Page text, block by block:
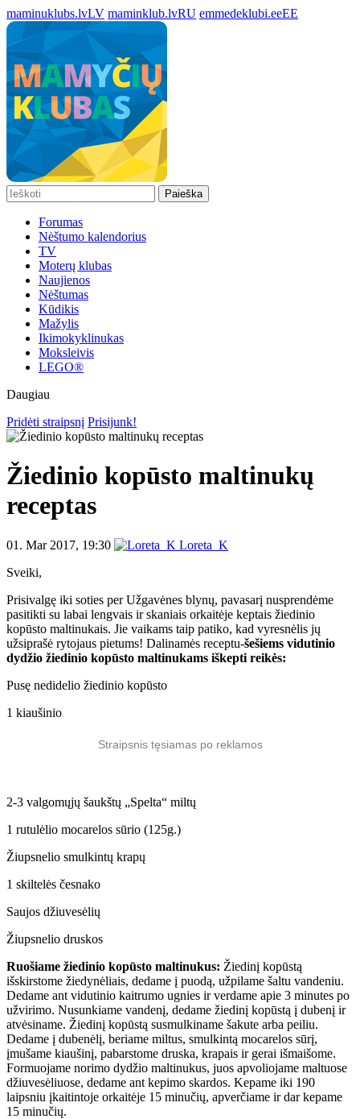
maminuklubs.lvLV maminklub.lvRU emmedeklubi.eeEE
Paieška
Forumas
Nėštumo kalendorius
TV
Moterų klubas
Naujienos
Nėštumas
Kūdikis
Mažylis
Ikimokyklinukas
Moksleivis
LEGO®
Daugiau
Pridėti straipsnį Prisijunk!
Žiedinio kopūsto maltinukų
receptas
01. Mar 2017, 19:30
Loreta_K
Sveiki,
Prisivalgę iki soties per Užgavėnes blynų, pavasarį nusprendėme
pasitikti su labai lengvais ir skaniais orkaitėje keptais žiedinio
kopūsto maltinukais. Jie vaikams taip patiko, kad vyresnėlis jų
užsiprašė rytojaus pietums! Dalinamės receptu-šešiems vidutinio
dydžio žiedinio kopūsto maltinukams iškepti reikės:
Pusę nedidelio žiedinio kopūsto
1 kiaušinio
Straipsnis tęsiamas po reklamos
2-3 valgomųjų šaukštų „Spelta“ miltų
1 rutulėlio mocarelos sūrio (125g.)
Žiupsnelio smulkintų krapų
1 skiltelės česnako
Saujos džiuvesėlių
Žiupsnelio druskos
Ruošiame žiedinio kopūsto maltinukus: Žiedinį kopūstą
išskirstome žiedynėliais, dedame į puodą, užpilame šaltu vandeniu.
Dedame ant vidutinio kaitrumo ugnies ir verdame apie 3 minutes po
užvirimo. Nusunkiame vandenį, dedame žiedinį kopūstą į dubenį ir
atvėsiname. Žiedinį kopūstą susmulkiname šakute arba peiliu.
Dedame į dubenėlį, beriame miltus, smulkintą mocarelos sūrį,
įmušame kiaušinį, pabarstome druska, krapais ir gerai išmaišome.
Formuojame norimo dydžio maltinukus, juos apvoliojame maltuose
džiuvesėliuose, dedame ant kepimo skardos. Kepame iki 190
laipsniu įkaitintoje orkaitėje 15 minučių, apverčiame ir dar kepame
15 minučių.